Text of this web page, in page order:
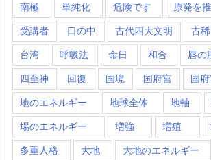
南極 単純化 危険です 原発を
受講者 口の中 古代四大文明 古稀
台湾 呼吸法 命日 和合 唇の
四至神 回復 国境 国府宮 国
地のエネルギー 地球全体 地軸
場のエネルギー 増強 増殖
多重人格 大地 大地のエネルギー